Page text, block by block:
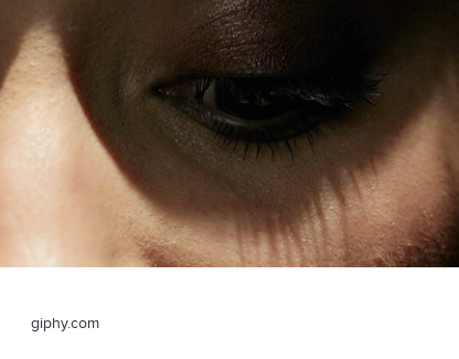
giphy.com